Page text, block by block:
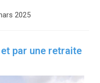
2025
par une retraite